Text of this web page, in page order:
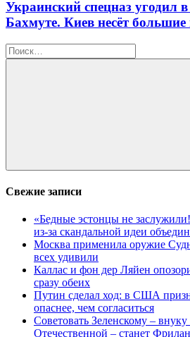
Украинский спецназ угодил
Бахмуте. Киев несёт большие
Найти:
Поиск
Свежие записи
«Бедные эстонцы не
из-за скандальной идеи
Москва применила оружие
всех удивили
Каллас и фон дер Ляйен
сразу обеих
Путин сделал ход: в США
опаснее, чем согласиться
Советовать Зеленскому –
Отечественной – станет